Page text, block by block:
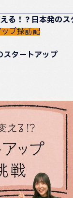
る！？日本発の
プ探訪記
スタートアップ